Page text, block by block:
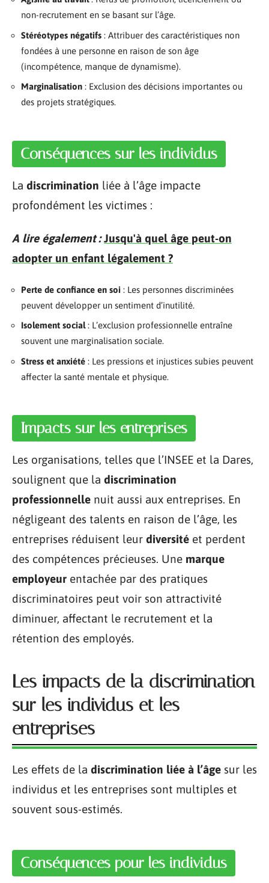
non-recrutement en se basant sur l’âge.
Stéréotypes négatifs : Attribuer des caractéristiques non
fondées à une personne en raison de son âge
(incompétence, manque de dynamisme).
Marginalisation : Exclusion des décisions importantes ou
des projets stratégiques.
Conséquences sur les individus
La discrimination liée à l’âge impacte
profondément les victimes :
A lire également : Jusqu'à quel âge peut-on
adopter un enfant légalement ?
Perte de confiance en soi : Les personnes discriminées
peuvent développer un sentiment d’inutilité.
Isolement social: L’exclusion professionnelle entraîne
souvent une marginalisation sociale.
Stress et anxiété : Les pressions et injustices subies peuvent
affecter la santé mentale et physique.
Impacts sur les entreprises
Les organisations, telles que l’INSEE et la Dares,
soulignent que la discrimination
professionnelle nuit aussi aux entreprises. En
négligeant des talents en raison de l’âge, les
entreprises réduisent leur diversité et perdent
des compétences précieuses. Une marque
employeur entachée par des pratiques
discriminatoires peut voir son attractivité
diminuer, affectant le recrutement et la
rétention des employés.
Les impacts de la discrimination
sur les individus et les
entreprises
Les effets de la discrimination liée à l’âge sur les
individus et les entreprises sont multiples et
souvent sous-estimés.
Conséquences pour les individus